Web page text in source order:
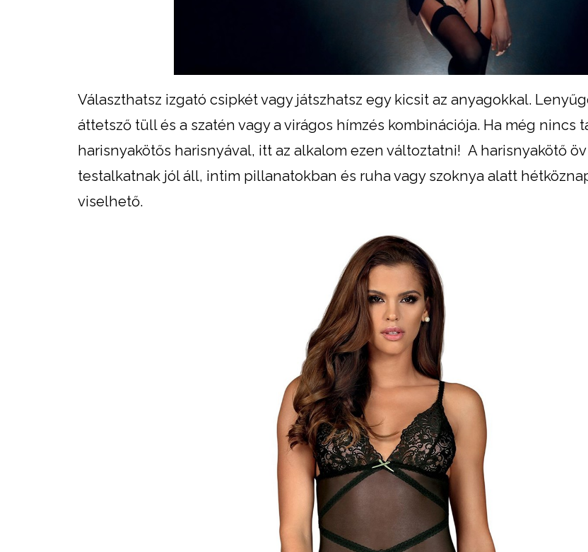
Választhatsz izgató csipkét vagy játszhatsz egy kicsit az anyagokkal.
áttetsző tüll és a szatén vagy a virágos hímzés kombinációja. Ha még nincs
harisnyakötős harisnyával, itt az alkalom ezen változtatni! A harisnyakötő
testalkatnak jól áll, intim pillanatokban és ruha vagy szoknya alatt
viselhető.